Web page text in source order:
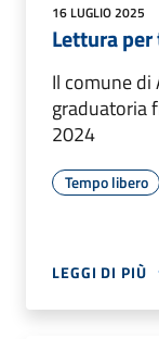
16 LUGLIO 2025
Lettura
Il comune di
graduatoria
2024
Tempo libero
LEGGI DI PIÙ